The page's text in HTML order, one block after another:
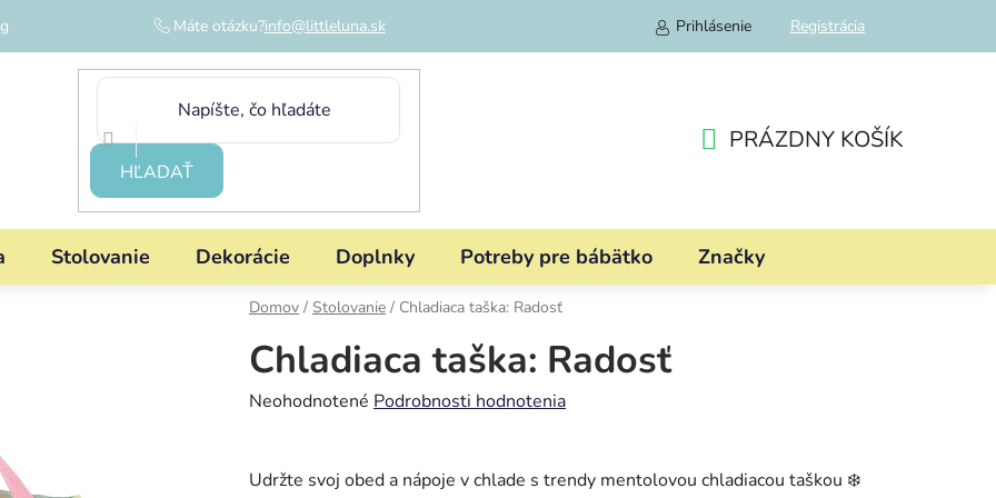
Máte otázku?info@littleluna.sk Prihlásenie Registrácia
HĽADAŤ
KOŠÍK
PRÁZDNY KOŠÍK
Stolovanie Dekorácie Doplnky Potreby pre bábätko Značky
Domov / Stolovanie / Chladiaca taška: Radosť
Chladiaca taška: Radosť
Priemerné
je
Neohodnotené Podrobnosti hodnotenia
Udržte svoj obed a nápoje v chlade s trendy mentolovou chladiacou taškou ❄️